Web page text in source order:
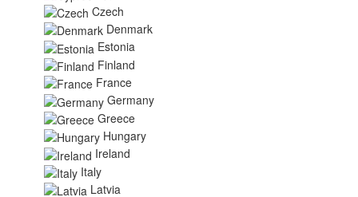
Czech
Denmark
Estonia
Finland
France
Germany
Greece
Hungary
Ireland
Italy
Latvia